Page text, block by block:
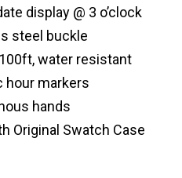
display @ 3 o’clock
steel buckle
water resistant
hour markers
hands
Original Swatch Case